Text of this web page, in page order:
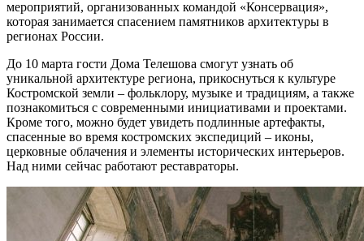
мероприятий, организованных командой «Консервация»,
которая занимается спасением памятников архитектуры в
регионах России.
До 10 марта гости Дома Телешова смогут узнать об
уникальной архитектуре региона, прикоснуться к культуре
Костромской земли – фольклору, музыке и традициям, а также
познакомиться с современными инициативами и проектами.
Кроме того, можно будет увидеть подлинные артефакты,
спасенные во время костромских экспедиций – иконы,
церковные облачения и элементы исторических интерьеров.
Над ними сейчас работают реставраторы.